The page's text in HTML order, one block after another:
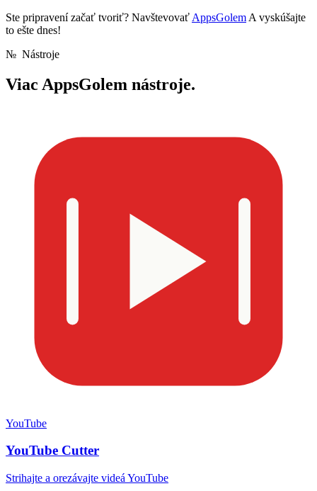
Ste pripravení začať tvoriť? Navštevovať AppsGolem A vyskúšajte
to ešte dnes!
№ Nástroje
Viac AppsGolem nástroje.
YouTube
YouTube Cutter
Strihajte a orezávajte videá YouTube